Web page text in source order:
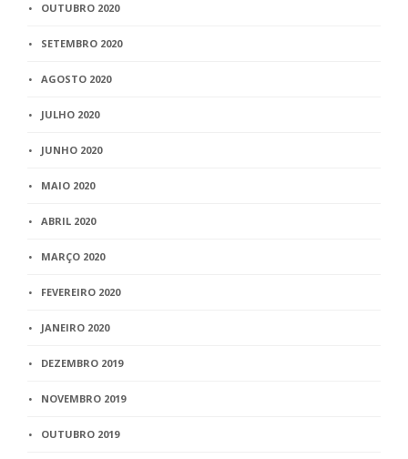
OUTUBRO 2020
SETEMBRO 2020
AGOSTO 2020
JULHO 2020
JUNHO 2020
MAIO 2020
ABRIL 2020
MARÇO 2020
FEVEREIRO 2020
JANEIRO 2020
DEZEMBRO 2019
NOVEMBRO 2019
OUTUBRO 2019